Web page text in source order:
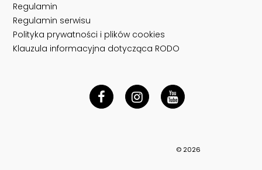
Regulamin
Regulamin serwisu
Polityka prywatności i plików cookies
Klauzula informacyjna dotycząca RODO
© 2026